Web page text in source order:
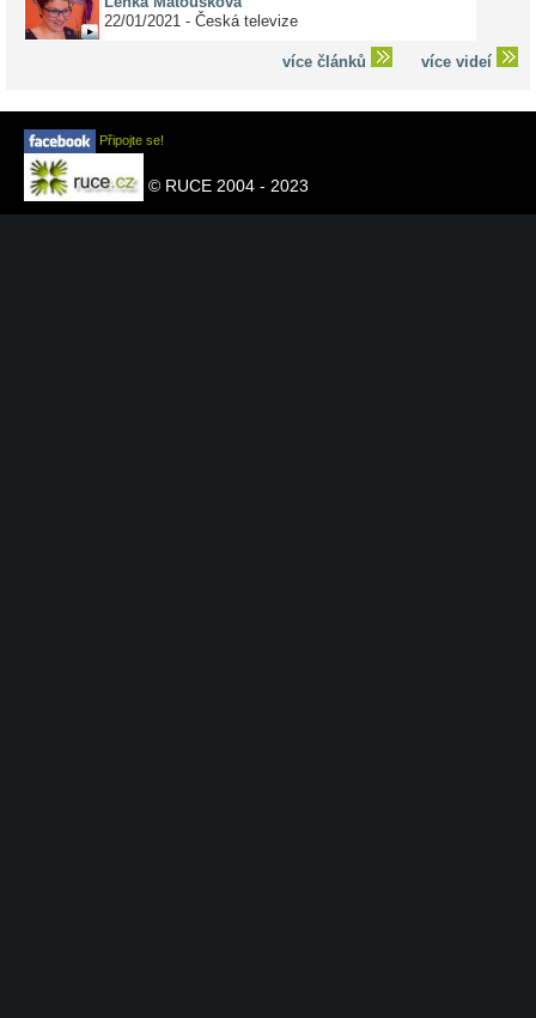
22/01/2021 - Česká televize
více článků více videí
Připojte se!
© RUCE 2004 - 2023